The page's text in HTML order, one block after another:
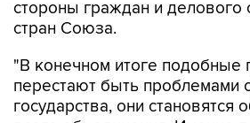
стороны граждан и делового
стран Союза.
"В конечном итоге подобные
перестают быть проблемами
государства, они